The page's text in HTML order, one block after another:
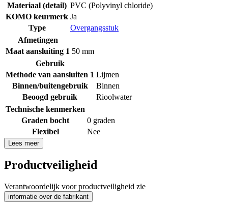
Materiaal (detail) PVC (Polyvinyl chloride)
KOMO keurmerk Ja
Type
Overgangsstuk
Afmetingen
Maat aansluiting 1 50 mm
Gebruik
Methode van aansluiten 1 Lijmen
Binnen/buitengebruik
Binnen
Beoogd gebruik
Rioolwater
Technische kenmerken
Graden bocht
0 graden
Flexibel
Nee
Lees meer
Productveiligheid
Verantwoordelijk voor productveiligheid zie
informatie over de fabrikant